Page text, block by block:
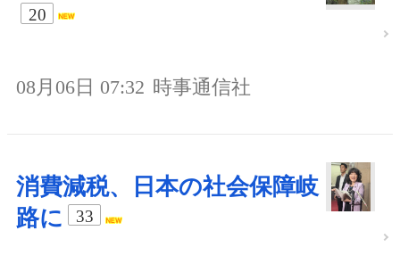
20
08月06日 07:32 時事通信社
消費減税、日本の社会保障岐
路に
33